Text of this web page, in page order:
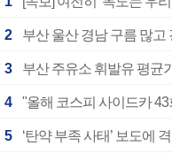
2
3 부산 주유소 휘발유 평균
4 "올해 코스피 사이드카
5